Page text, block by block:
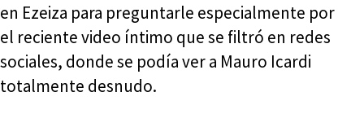
en Ezeiza para preguntarle especialmente por
el reciente video íntimo que se filtró en redes
sociales, donde se podía ver a Mauro Icardi
totalmente desnudo.